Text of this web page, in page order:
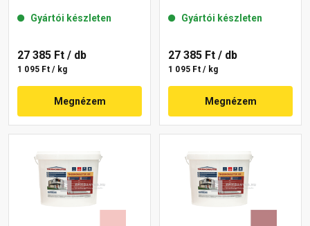
25-D 25 kg
Gyártói készleten
27 385 Ft / db
1 095 Ft / kg
Megnézem
Gyártói készleten
27 385 Ft / db
1 095 Ft / kg
Megnézem